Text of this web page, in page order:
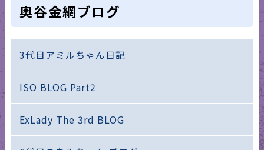
奥谷金網ブログ
3代目アミルちゃん日記
ISO BLOG Part2
ExLady The 3rd BLOG